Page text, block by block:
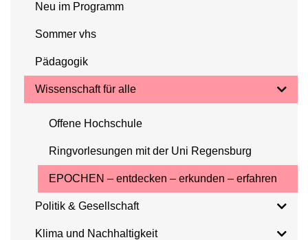
Neu im Programm
Sommer vhs
Pädagogik
Wissenschaft für alle
Offene Hochschule
Ringvorlesungen mit der Uni Regensburg
EPOCHEN – entdecken – erkunden – erfahren
Politik & Gesellschaft
Klima und Nachhaltigkeit